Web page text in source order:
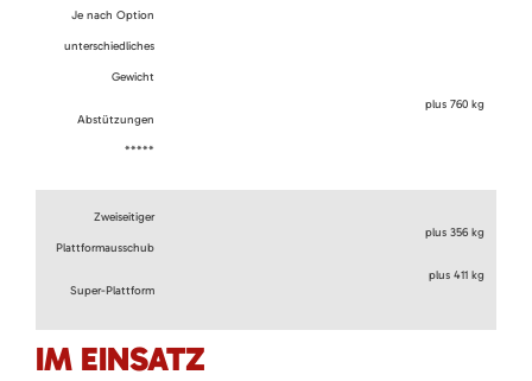
Je nach Option
unterschiedliches
Gewicht
Abstützungen
*****
plus 760 kg
Zweiseitiger
Plattformausschub
Super-Plattform
plus 356 kg
plus 411 kg
IM EINSATZ